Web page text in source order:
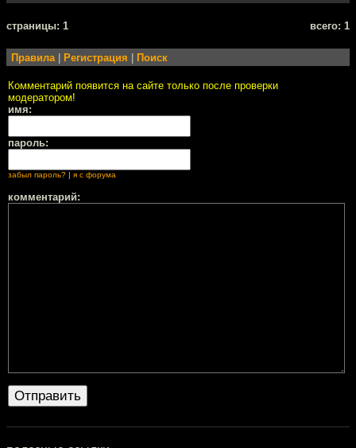
cтраницы: 1 всего: 1
Правила| Регистрация Поиск
Комментарий появится на сайте только после проверки
модератором!
имя:
пароль:
забыл пароль? я с форума
комментарий: